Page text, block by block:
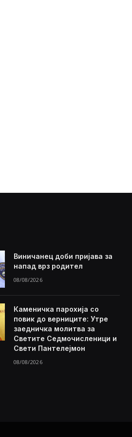
Виничанец доби пријава за
напад врз родител
08/08/2026
Каменичка парохија со
повик до верниците: Утре
заедничка молитва за
Светите Седмочисленици и
Свети Пантелејмон
08/08/2026